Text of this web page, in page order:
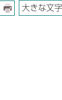
大きな文